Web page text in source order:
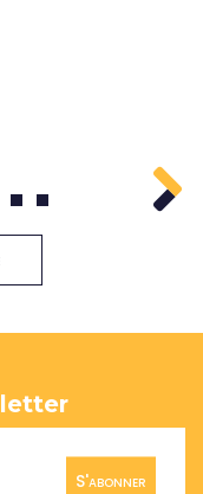
8 9
S'abonner